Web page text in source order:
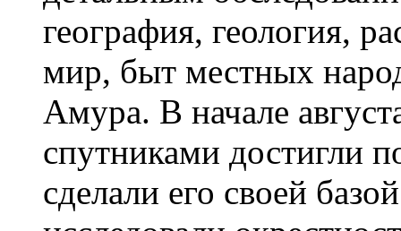
география, геология,
мир, быт местных
Амура. В начале
спутниками достигли
сделали его своей